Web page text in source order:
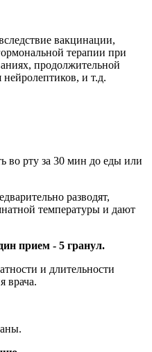
вакцинации,
терапии при
продолжительной
и т.д.
во рту за 30 мин до еды или
разводят,
температуры и дают
прием - 5 гранул.
и длительности
врача.